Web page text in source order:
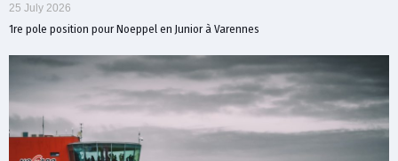
25 July 2026
1re pole position pour Noeppel en Junior à Varennes